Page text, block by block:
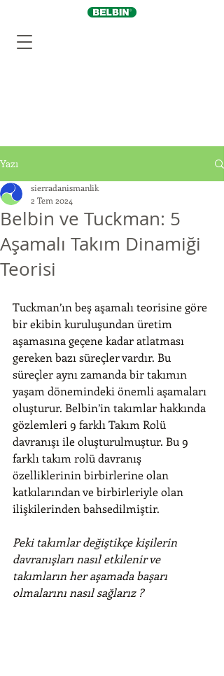
Yazı
Belbin ve Tuckman: 5
Aşamalı Takım Dinamiği
Teorisi
sierradanismanlik
2 Tem 2024
Tuckman’ın beş aşamalı teorisine göre
bir ekibin kuruluşundan üretim
aşamasına geçene kadar atlatması
gereken bazı süreçler vardır. Bu
süreçler aynı zamanda bir takımın
yaşam dönemindeki önemli aşamaları
oluşturur. Belbin’in takımlar hakkında
gözlemleri 9 farklı Takım Rolü
davranışı ile oluşturulmuştur. Bu 9
farklı takım rolü davranış
özelliklerinin birbirlerine olan
katkılarından ve birbirleriyle olan
ilişkilerinden bahsedilmiştir.
Peki takımlar değiştikçe kişilerin
davranışları nasıl etkilenir ve
takımların her aşamada başarı
olmalarını nasıl sağlarız ?